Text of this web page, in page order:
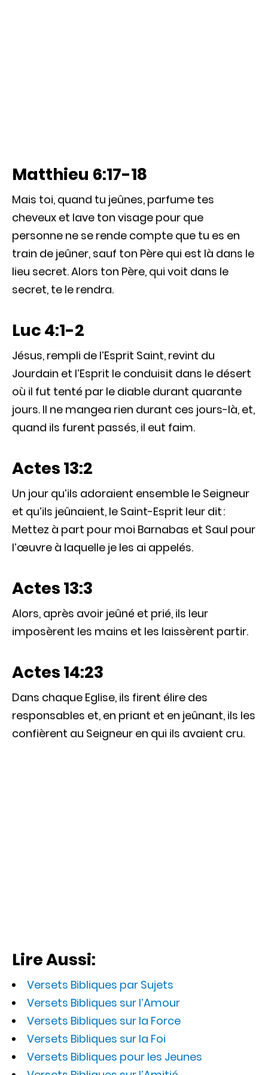
Matthieu 6:17-18
Mais toi, quand tu jeûnes, parfume tes
cheveux et lave ton visage pour que
personne ne se rende compte que tu es en
train de jeûner, sauf ton Père qui est là dans le
lieu secret. Alors ton Père, qui voit dans le
secret, te le rendra.
Luc 4:1-2
Jésus, rempli de l’Esprit Saint, revint du
Jourdain et l’Esprit le conduisit dans le désert
où il fut tenté par le diable durant quarante
jours. Il ne mangea rien durant ces jours-là, et,
quand ils furent passés, il eut faim.
Actes 13:2
Un jour qu’ils adoraient ensemble le Seigneur
et qu’ils jeûnaient, le Saint-Esprit leur dit :
Mettez à part pour moi Barnabas et Saul pour
l’œuvre à laquelle je les ai appelés.
Actes 13:3
Alors, après avoir jeûné et prié, ils leur
imposèrent les mains et les laissèrent partir.
Actes 14:23
Dans chaque Eglise, ils firent élire des
responsables et, en priant et en jeûnant, ils les
confièrent au Seigneur en qui ils avaient cru.
Lire Aussi:
Versets Bibliques par Sujets
Versets Bibliques sur l’Amour
Versets Bibliques sur la Force
Versets Bibliques sur la Foi
Versets Bibliques pour les Jeunes